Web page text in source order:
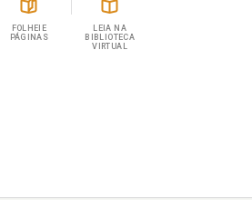
FOLHEIE
PÁGINAS
LEIA NA
BIBLIOTECA
VIRTUAL